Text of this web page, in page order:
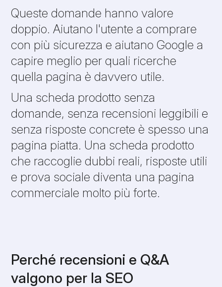
Queste domande hanno valore
doppio. Aiutano l'utente a comprare
con più sicurezza e aiutano Google a
capire meglio per quali ricerche
quella pagina è davvero utile.
Una scheda prodotto senza
domande, senza recensioni leggibili e
senza risposte concrete è spesso una
pagina piatta. Una scheda prodotto
che raccoglie dubbi reali, risposte utili
e prova sociale diventa una pagina
commerciale molto più forte.
Perché recensioni e Q&A
valgono per la SEO